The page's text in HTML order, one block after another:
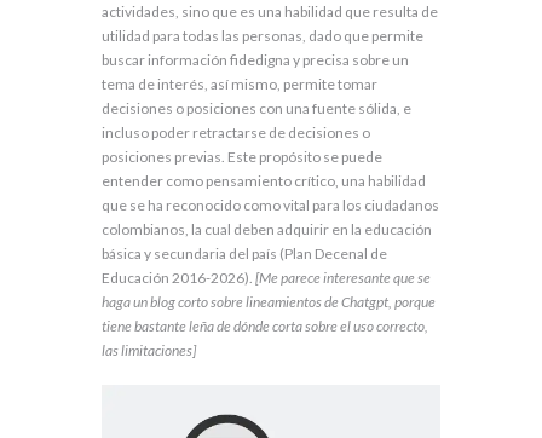
actividades, sino que es una habilidad que resulta de
utilidad para todas las personas, dado que permite
buscar información fidedigna y precisa sobre un
tema de interés, así mismo, permite tomar
decisiones o posiciones con una fuente sólida, e
incluso poder retractarse de decisiones o
posiciones previas. Este propósito se puede
entender como pensamiento crítico, una habilidad
que se ha reconocido como vital para los ciudadanos
colombianos, la cual deben adquirir en la educación
básica y secundaria del país (Plan Decenal de
Educación 2016-2026). [Me parece interesante que se
haga un blog corto sobre lineamientos de Chatgpt, porque
tiene bastante leña de dónde corta sobre el uso correcto,
las limitaciones]